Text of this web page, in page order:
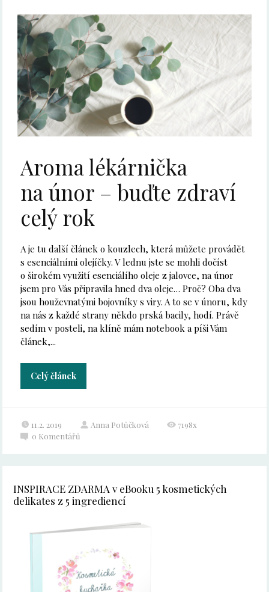
Aroma lékárnička
na únor – buďte zdraví
celý rok
A je tu další článek o kouzlech, která můžete provádět
s esenciálními olejíčky. V lednu jste se mohli dočíst
o širokém využití esenciálího oleje z jalovce, na únor
jsem pro Vás připravila hned dva oleje… Proč? Oba dva
jsou houževnatými bojovníky s viry. A to se v únoru, kdy
na nás z každé strany někdo prská bacily, hodí. Právě
sedím v posteli, na klíně mám notebook a píši Vám
článek,...
Celý článek
11.2. 2019 Anna Potůčková
7198x
0 Komentářů
INSPIRACE ZDARMA v eBooku 5 kosmetických
delikates z 5 ingrediencí